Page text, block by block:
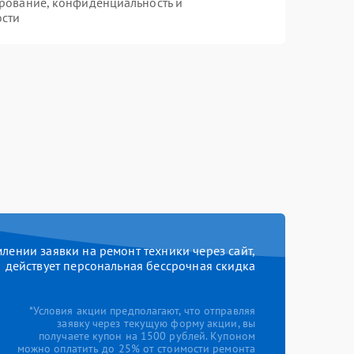
заявки на ремонт техники через сайт,
действует персональная бессрочная скидка
*Условия акции предполагают, что отправляя
заявку через текущую форму акции, вы
получаете купон на 1500 рублей. Купоном
можно оплатить до 25% от стоимости ремонта